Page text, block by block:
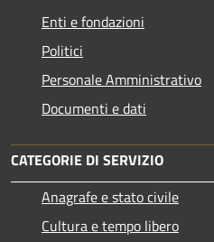
Enti e fondazioni
Politici
Personale Amministrativo
Documenti e dati
CATEGORIE DI SERVIZIO
Anagrafe e stato civile
Cultura e tempo libero